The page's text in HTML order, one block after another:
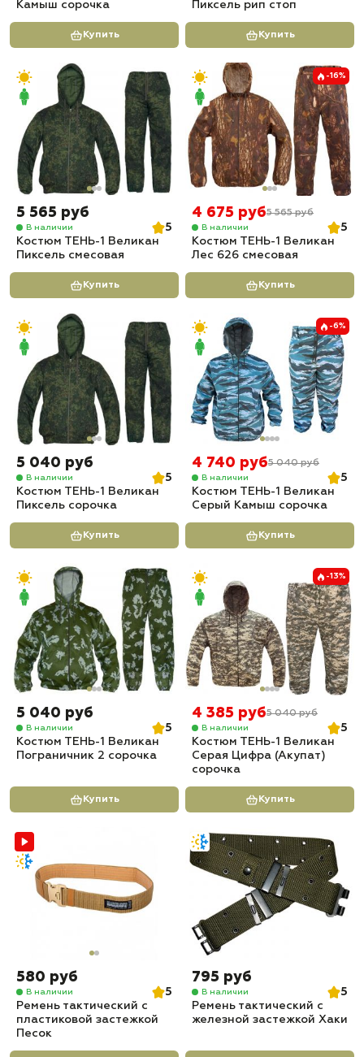
Камыш сорочка
Купить
Пиксель рип стоп
Купить
5 565 руб
В наличии
5
Костюм ТЕНЬ-1 Великан
Пиксель смесовая
Купить
-16%
4 675 руб5 565 руб
В наличии
5
Костюм ТЕНЬ-1 Великан
Лес 626 смесовая
Купить
5 040 руб
В наличии
5
Костюм ТЕНЬ-1 Великан
Пиксель сорочка
Купить
-6%
4 740 руб5 040 руб
В наличии
5
Костюм ТЕНЬ-1 Великан
Серый Камыш сорочка
Купить
5 040 руб
В наличии
5
Костюм ТЕНЬ-1 Великан
Пограничник 2 сорочка
Купить
-13%
4 385 руб5 040 руб
В наличии
5
Костюм ТЕНЬ-1 Великан
Серая Цифра (Акупат)
сорочка
Купить
580 руб
В наличии
5
Ремень тактический с
пластиковой застежкой
Песок
795 руб
В наличии
5
Ремень тактический с
железной застежкой Хаки